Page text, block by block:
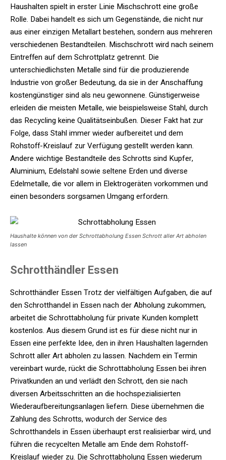
Haushalten spielt in erster Linie Mischschrott eine große
Rolle. Dabei handelt es sich um Gegenstände, die nicht nur
aus einer einzigen Metallart bestehen, sondern aus mehreren
verschiedenen Bestandteilen. Mischschrott wird nach seinem
Eintreffen auf dem Schrottplatz getrennt. Die
unterschiedlichsten Metalle sind für die produzierende
Industrie von großer Bedeutung, da sie in der Anschaffung
kostengünstiger sind als neu gewonnene. Günstigerweise
erleiden die meisten Metalle, wie beispielsweise Stahl, durch
das Recycling keine Qualitätseinbußen. Dieser Fakt hat zur
Folge, dass Stahl immer wieder aufbereitet und dem
Rohstoff-Kreislauf zur Verfügung gestellt werden kann.
Andere wichtige Bestandteile des Schrotts sind Kupfer,
Aluminium, Edelstahl sowie seltene Erden und diverse
Edelmetalle, die vor allem in Elektrogeräten vorkommen und
einen besonders sorgsamen Umgang erfordern.
Haushalte können von der Schrottabholung Essen Schrott aller Art abholen
lassen
Schrotthändler Essen
Schrotthändler EssenTrotz der vielfältigen Aufgaben, die auf
den Schrotthandel in Essen nach der Abholung zukommen,
arbeitet die Schrottabholung für private Kunden komplett
kostenlos. Aus diesem Grund ist es für diese nicht nur in
Essen eine perfekte Idee, den in ihren Haushalten lagernden
Schrott aller Art abholen zu lassen. Nachdem ein Termin
vereinbart wurde, rückt die Schrottabholung Essen bei ihren
Privatkunden an und verlädt den Schrott, den sie nach
diversen Arbeitsschritten an die hochspezialisierten
Wiederaufbereitungsanlagen liefern. Diese übernehmen die
Zahlung des Schrotts, wodurch der Service des
Schrotthandels in Essen überhaupt erst realisierbar wird, und
führen die recycelten Metalle am Ende dem Rohstoff-
Kreislauf wieder zu. Die Schrottabholung Essen wiederum